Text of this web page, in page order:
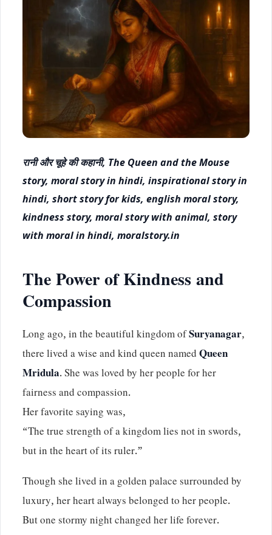
रानी और चूहे की कहानी, The Queen and the Mouse
story, moral story in hindi, inspirational story in
hindi, short story for kids, english moral story,
kindness story, moral story with animal, story
with moral in hindi, moralstory.in
The Power of Kindness and
Compassion
Long ago, in the beautiful kingdom ofSuryanagar,
there lived a wise and kind queen namedQueen
Mridula. She was loved by her people for her
fairness and compassion.
Her favorite saying was,
“The true strength of a kingdom lies not in swords,
but in the heart of its ruler.”
Though she lived in a golden palace surrounded by
luxury, her heart always belonged to her people.
But one stormy night changed her life forever.